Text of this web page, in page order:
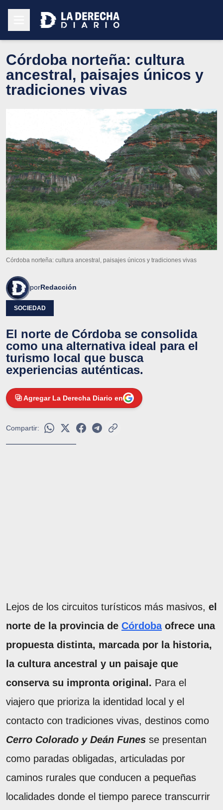
Córdoba norteña: cultura
ancestral, paisajes únicos y
tradiciones vivas
Córdoba norteña: cultura ancestral, paisajes únicos y tradiciones vivas
porRedacción
SOCIEDAD
El norte de Córdoba se consolida
como una alternativa ideal para el
turismo local que busca
experiencias auténticas.
Agregar La Derecha Diario en
Compartir:
Lejos de los circuitos turísticos más masivos, el
norte de la provincia de Córdobaofrece una
propuesta distinta, marcada por la historia,
la cultura ancestral y un paisaje que
conserva su impronta original. Para el
viajero que prioriza la identidad local y el
contacto con tradiciones vivas, destinos como
Cerro Colorado y Deán Funes se presentan
como paradas obligadas, articuladas por
caminos rurales que conducen a pequeñas
localidades donde el tiempo parece transcurrir